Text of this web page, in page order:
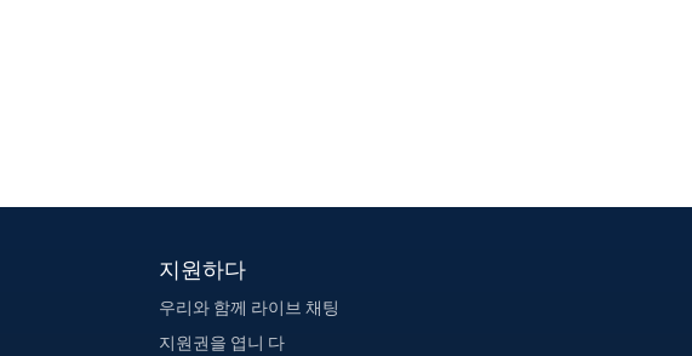
지원하다
우리와 함께 라이브 채팅
지원권을 엽니 다